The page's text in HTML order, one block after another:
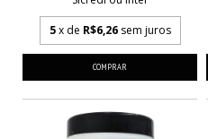
5 x de R$6,26 sem juros